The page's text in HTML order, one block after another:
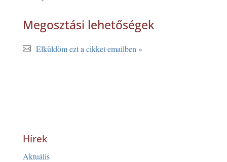
Megosztási lehetőségek
Elküldöm ezt a cikket emailben »
Hírek
Aktuális